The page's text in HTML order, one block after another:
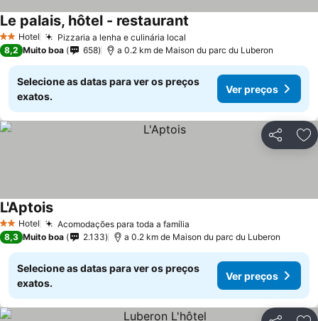
2 Estrelas
Hotel Pizzaria a lenha e culinária local
Le palais, hôtel - restaurant
8,2 Muito boa 658 a 0.2 km de Maison du parc du Luberon
Selecione as datas para ver os preços
exatos.
Ver preços
Partilhar
2 Estrelas
Hotel Acomodações para toda a família
L'Aptois
8,3 Muito boa 2.133 a 0.2 km de Maison du parc du Luberon
Selecione as datas para ver os preços
exatos.
Ver preços